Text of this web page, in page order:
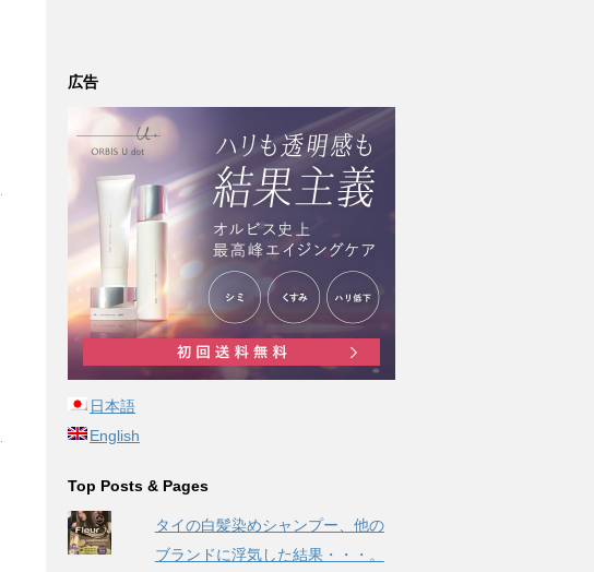
広告
日本語
English
Top Posts & Pages
タイの白髪染めシャンプー、他の
ブランドに浮気した結果・・・。